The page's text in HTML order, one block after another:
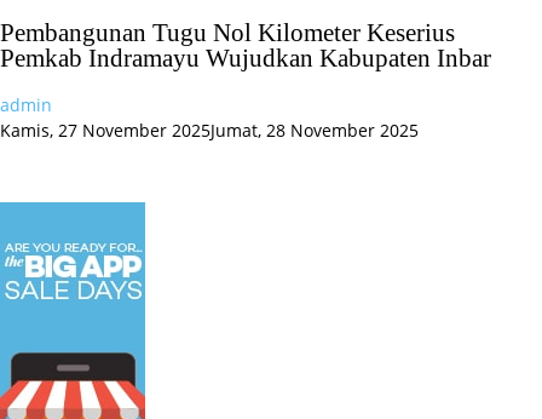
Pembangunan Tugu Nol Kilometer Keserius
Pemkab Indramayu Wujudkan Kabupaten Inbar
admin
Kamis, 27 November 2025Jumat, 28 November 2025